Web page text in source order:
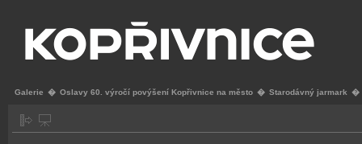
Galerie � Oslavy 60. výročí povýšení Kopřivnice na město � Starodávný jarmark �